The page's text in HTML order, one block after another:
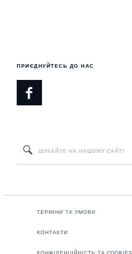
ПРИЄДНУЙТЕСЬ ДО НАС
ТЕРМІНИ ТА УМОВИ
КОНТАКТИ
КОНФІДЕНЦІЙНІСТЬ ТА COOKIES